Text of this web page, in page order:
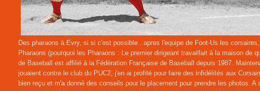
Des pharaons à Evry, si si c'est possible...apres l'equipe de Foot-Us les
Pharaons (pourquoi les Pharaons : Le premier dirigeant travaillait à la maison
de Baseball est affilié à la Fédération Française de Baseball depuis 1987.
jouaient contre le club du PUC2, j'en ai profité pour faire des infidélités aux
bien reçu et m'a donné des conseils pour le placement pour prendre les photos. A